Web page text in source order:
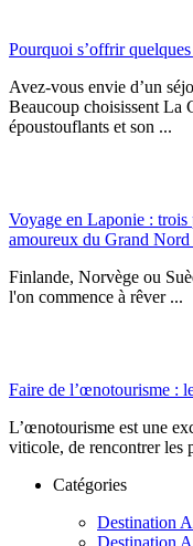
Pourquoi s’offrir
Avez-vous envie d’un
Beaucoup choisissent La
époustouflants et son ...
Voyage en Laponie : trois
amoureux du Grand Nord
Finlande, Norvège ou
l'on commence à rêver ...
Faire de l’œnotourisme :
L’œnotourisme est une
viticole, de rencontrer les
Catégories
Destination
Destination